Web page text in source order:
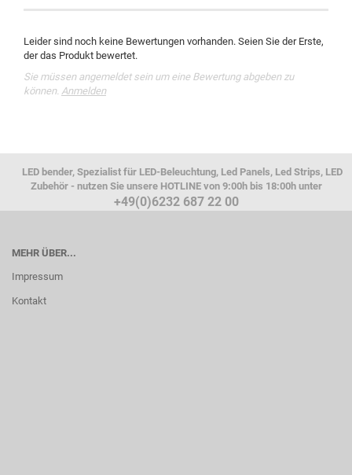
Leider sind noch keine Bewertungen vorhanden. Seien Sie der Erste,
der das Produkt bewertet.
Sie müssen angemeldet sein um eine Bewertung abgeben zu
können. Anmelden
LED bender, Spezialist für LED-Beleuchtung, Led Panels, Led Strips, LED
Zubehör - nutzen Sie unsere HOTLINE von 9:00h bis 18:00h unter
+49(0)6232 687 22 00
MEHR ÜBER...
Impressum
Kontakt